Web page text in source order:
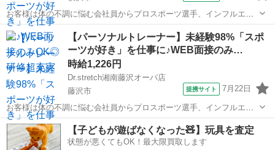
お客様は体の不調に悩む会社員からプロスポーツ選手、インフルエン
サーなど様々！ ストレッチを通して肩こりや腰痛などの悩みを改善し
たり ボディメイクやコンディショニングを行います！ <お仕事の流れ
> ▼受付 ▼ヒアリングシート...
神奈川 横浜市 エステ
【パーソナルトレーナー】未経験98%「スポ
ーツが好き」を仕事に♪WEB面接のみ…
時給1,226円
Dr.stretch湘南藤沢オーパ店
藤沢市
提携サイト 7月22日
お客様は体の不調に悩む会社員からプロスポーツ選手、インフルエン
サーなど様々！ ストレッチを通して肩こりや腰痛などの悩みを改善し
たり ボディメイクやコンディショニングを行います！ <お仕事の流れ
> ▼受付 ▼ヒアリングシート...
神奈川 藤沢市 エステ
【子どもが遊ばなくなった🧸】玩具を査定
状態が悪くてもOK！最大限買取します